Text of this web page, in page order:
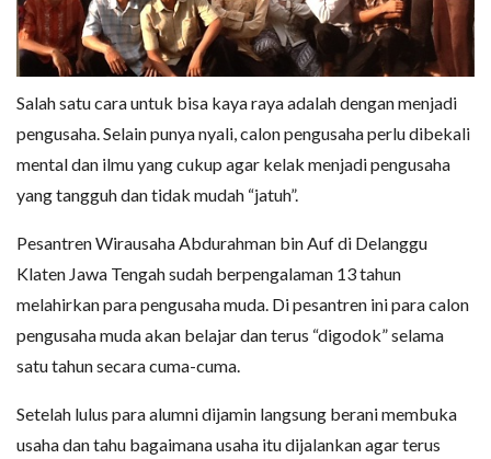
Salah satu cara untuk bisa kaya raya adalah dengan menjadi
pengusaha. Selain punya nyali, calon pengusaha perlu dibekali
mental dan ilmu yang cukup agar kelak menjadi pengusaha
yang tangguh dan tidak mudah “jatuh”.
Pesantren Wirausaha Abdurahman bin Auf di Delanggu
Klaten Jawa Tengah sudah berpengalaman 13 tahun
melahirkan para pengusaha muda. Di pesantren ini para calon
pengusaha muda akan belajar dan terus “digodok” selama
satu tahun secara cuma-cuma.
Setelah lulus para alumni dijamin langsung berani membuka
usaha dan tahu bagaimana usaha itu dijalankan agar terus